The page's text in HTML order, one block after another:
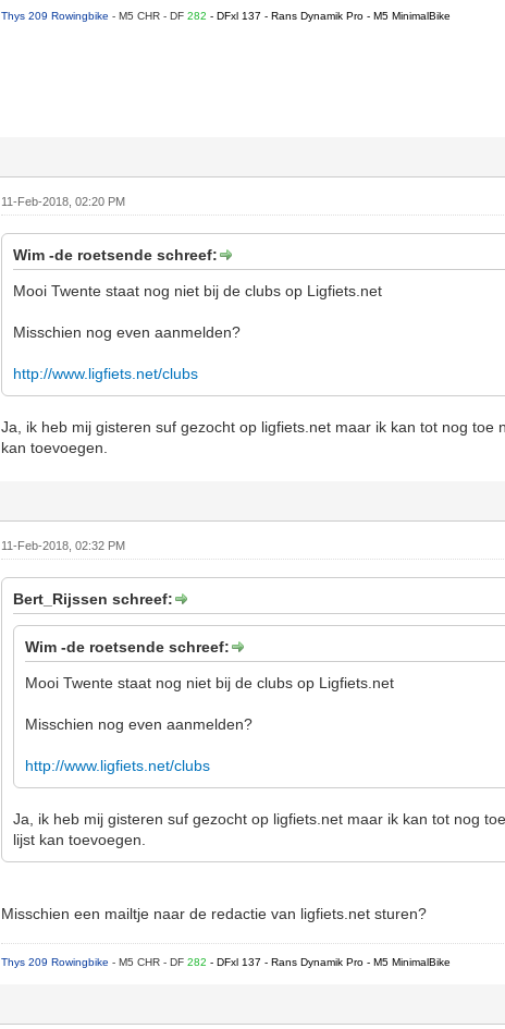
Thys 209 Rowingbike- M5 CHR - DF282- DFxl 137 - Rans Dynamik Pro - M5 MinimalBike
11-Feb-2018, 02:20 PM
Wim -de roetsende schreef:
Mooi Twente staat nog niet bij de clubs op Ligfiets.net
Misschien nog even aanmelden?
http://www.ligfiets.net/clubs
Ja, ik heb mij gisteren suf gezocht op ligfiets.net maar ik kan tot nog toe
kan toevoegen.
11-Feb-2018, 02:32 PM
Bert_Rijssen schreef:
Wim -de roetsende schreef:
Mooi Twente staat nog niet bij de clubs op Ligfiets.net
Misschien nog even aanmelden?
http://www.ligfiets.net/clubs
Ja, ik heb mij gisteren suf gezocht op ligfiets.net maar ik kan tot nog
lijst kan toevoegen.
Misschien een mailtje naar de redactie van ligfiets.net sturen?
Thys 209 Rowingbike- M5 CHR - DF282- DFxl 137 - Rans Dynamik Pro - M5 MinimalBike